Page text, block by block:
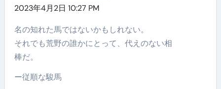
2023年4月2日 10:27 PM
名の知れた馬ではないかもしれない。
それでも荒野の誰かにとって、代えのない相
棒だ。
ー従順な駿馬